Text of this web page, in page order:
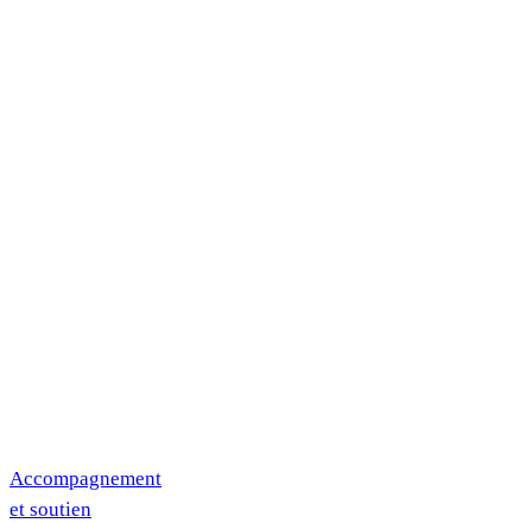
Accompagnement
et soutien